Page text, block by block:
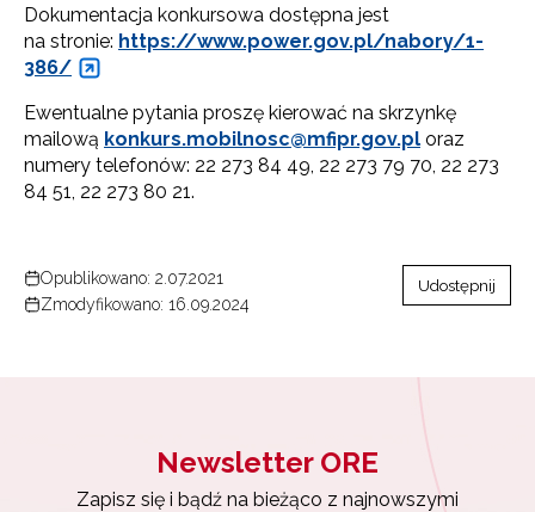
Dokumentacja konkursowa dostępna jest
na stronie: https://www.power.gov.pl/nabory/1-
386/
Ewentualne pytania proszę kierować na skrzynkę
mailową konkurs.mobilnosc@mfipr.gov.pl oraz
numery telefonów: 22 273 84 49, 22 273 79 70, 22 273
84 51, 22 273 80 21.
Opublikowano: 2.07.2021
Zmodyfikowano: 16.09.2024
Udostępnij
Newsletter ORE
Zapisz się i bądź na bieżąco z najnowszymi